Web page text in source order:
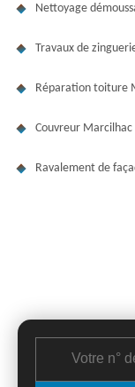
Nettoyage
Travaux de
Réparation toiture
Couvreur Marcilhac
Ravalement de